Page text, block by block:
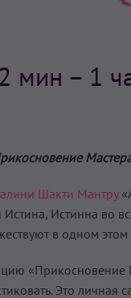
мин – 1
Шакти Мантру
Истинна во
в одном
«Прикосновение
Это личная